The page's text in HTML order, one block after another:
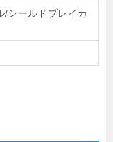
/シールドブレイカ